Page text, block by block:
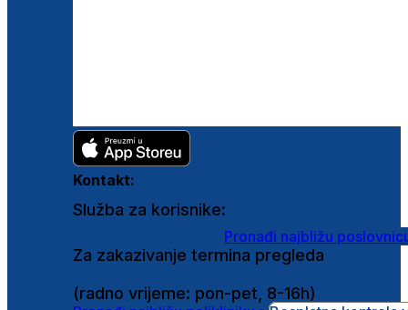
Kontakt:
Služba za korisnike:
Pronađi najbližu
Za zakazivanje termina pregleda
(radno vrijeme: pon-pet, 8-16h)